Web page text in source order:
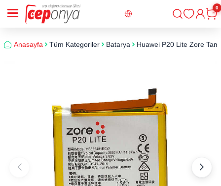
Giriş
0
Anasayfa Tüm Kategoriler Batarya Huawei P20 Lite Zore